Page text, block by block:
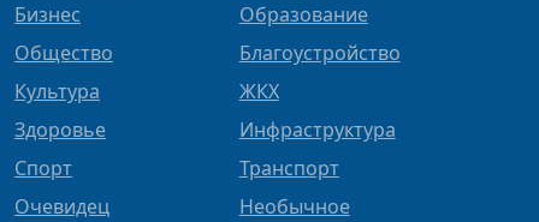
Бизнес
Общество
Культура
Здоровье
Спорт
Очевидец
Образование
Благоустройство
ЖКХ
Инфраструктура
Транспорт
Необычное